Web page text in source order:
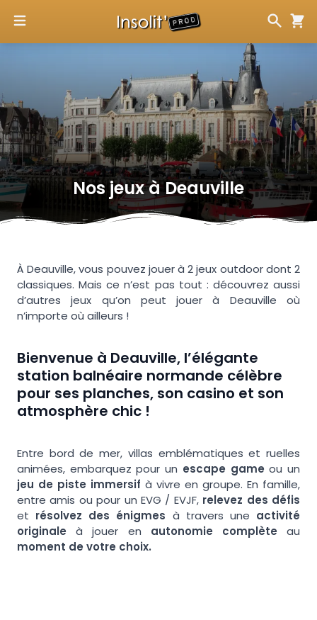
Nos jeux àDeauville
À Deauville, vous pouvez jouer à 2 jeux outdoor dont 2
classiques. Mais ce n’est pas tout : découvrez aussi
d’autres jeux qu’on peut jouer à Deauville où
n’importe où ailleurs !
Bienvenue à Deauville, l’élégante
station balnéaire normande célèbre
pour ses planches, son casino et son
atmosphère chic !
Entre bord de mer, villas emblématiques et ruelles
animées, embarquez pour un escape game ou un
jeu de piste immersif à vivre en groupe. En famille,
entre amis ou pour un EVG / EVJF, relevez des défis
et résolvez des énigmes à travers une activité
originale
à jouer en autonomie complète
au
moment de votre choix.